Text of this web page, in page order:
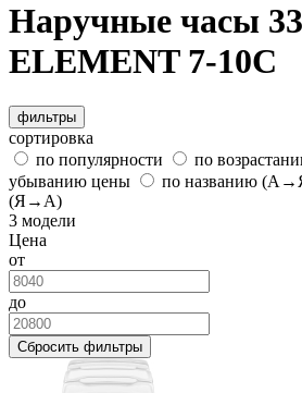
Наручные часы 33
ELEMENT 7-10C
фильтры
сортировка
по популярности
по
убыванию цены
по названию
(Я→А)
3 модели
Цена
от
до
Сбросить фильтры